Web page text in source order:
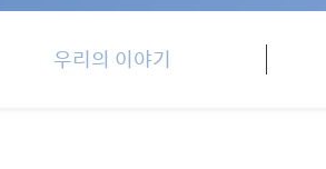
우리의 이야기